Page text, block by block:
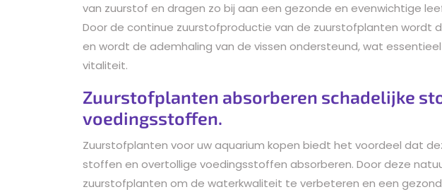
van zuurstof en dragen zo bij aan een gezonde en evenwichtige
Door de continue zuurstofproductie van de zuurstofplanten wordt
en wordt de ademhaling van de vissen ondersteund, wat essentieel
vitaliteit.
Zuurstofplanten absorberen schadelijke
voedingsstoffen.
Zuurstofplanten voor uw aquarium kopen biedt het voordeel dat
stoffen en overtollige voedingsstoffen absorberen. Door deze
zuurstofplanten om de waterkwaliteit te verbeteren en een